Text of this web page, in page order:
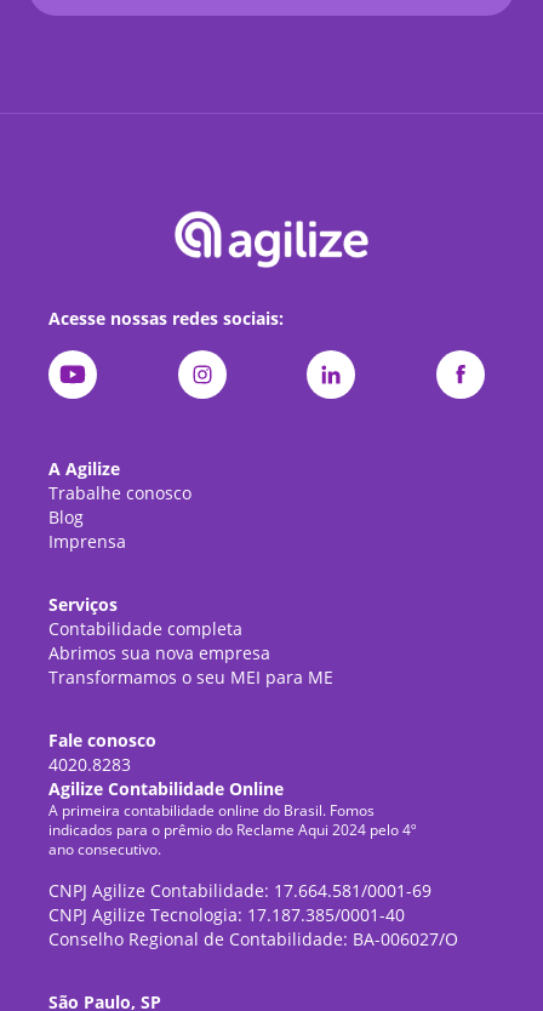
Acesse nossas redes sociais:
A Agilize
Trabalhe conosco
Blog
Imprensa
Serviços
Contabilidade completa
Abrimos sua nova empresa
Transformamos o seu MEI para ME
Fale conosco
4020.8283
Agilize Contabilidade Online
A primeira contabilidade online do Brasil. Fomos
indicados para o prêmio do Reclame Aqui 2024 pelo 4º
ano consecutivo.
CNPJ Agilize Contabilidade: 17.664.581/0001-69
CNPJ Agilize Tecnologia: 17.187.385/0001-40
Conselho Regional de Contabilidade: BA-006027/O
São Paulo, SP